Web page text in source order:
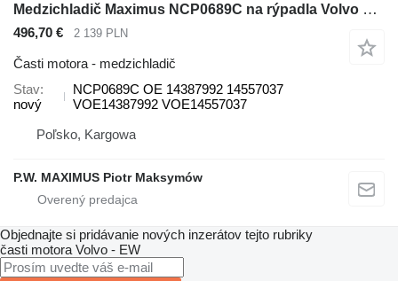
Medzichladič Maximus NCP0689C na rýpadla Volvo EW160C EW180C EW210C
496,70 € 2 139 PLN
Časti motora - medzichladič
Stav
nový
NCP0689C OE 14387992 14557037
VOE14387992 VOE14557037
Poľsko, Kargowa
P.W. MAXIMUS Piotr Maksymów
Objednajte si pridávanie nových inzerátov tejto rubriky
časti motora Volvo - EW